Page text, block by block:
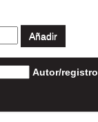
Autor/registro